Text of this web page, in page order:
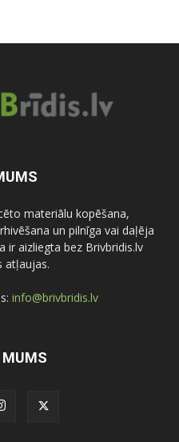
materiālu kopēšana,
un pilnīga vai daļēja
ir aizliegta bez Brivbridis.lv
atļaujas.
info@brivbridis.lv
MUMS